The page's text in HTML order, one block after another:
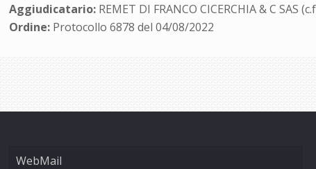
Aggiudicatario: REMET DI FRANCO CICERCHIA & C SAS
Ordine: Protocollo 6878 del 04/08/2022
WebMail